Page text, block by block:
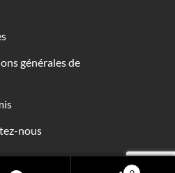
générales de
nous